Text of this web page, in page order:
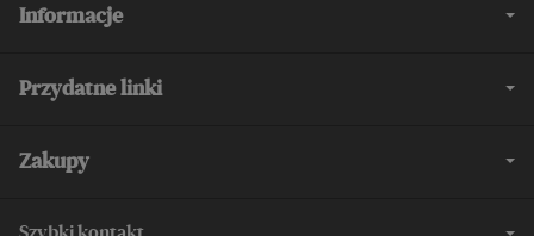
Informacje
Przydatne linki
Zakupy